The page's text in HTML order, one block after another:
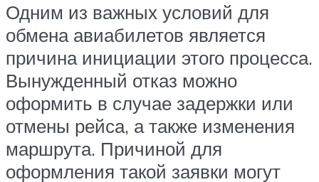
Одним из важных условий для
обмена авиабилетов является
причина инициации этого процесса.
Вынужденный отказ можно
оформить в случае задержки или
отмены рейса, а также изменения
маршрута. Причиной для
оформления такой заявки могут